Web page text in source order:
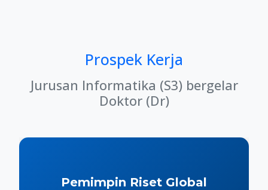
Prospek Kerja
Jurusan Informatika (S3) bergelar
Doktor (Dr)
Pemimpin Riset Global